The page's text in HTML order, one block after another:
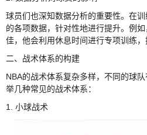
球员们也深知数据分析的重要性。在
的各项数据，针对性地进行提升。例
佳，他会利用休息时间进行专项训练，
二、战术体系的构建
NBA的战术体系复杂多样，不同的球
举几种常见的战术体系：
1. 小球战术